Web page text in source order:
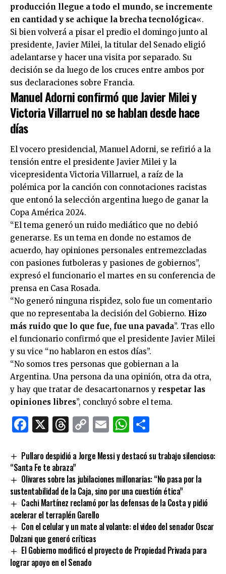
producción llegue a todo el mundo, se incremente
en cantidad y se achique la brecha tecnológica«.
Si bien volverá a pisar el predio el domingo junto al
presidente, Javier Milei, la titular del Senado eligió
adelantarse y hacer una visita por separado. Su
decisión se da luego de los cruces entre ambos por
sus declaraciones sobre Francia.
Manuel Adorni confirmó que Javier Milei y
Victoria Villarruel no se hablan desde hace
días
El vocero presidencial, Manuel Adorni, se refirió a la
tensión entre el presidente Javier Milei y la
vicepresidenta Victoria Villarruel, a raíz de la
polémica por la canción con connotaciones racistas
que entonó la selección argentina luego de ganar la
Copa América 2024.
“El tema generó un ruido mediático que no debió
generarse. Es un tema en donde no estamos de
acuerdo, hay opiniones personales entremezcladas
con pasiones futboleras y pasiones de gobiernos”,
expresó el funcionario el martes en su conferencia de
prensa en Casa Rosada.
“No generó ninguna rispidez, solo fue un comentario
que no representaba la decisión del Gobierno. Hizo
más ruido que lo que fue, fue una pavada”. Tras ello
el funcionario confirmó que el presidente Javier Milei
y su vice “no hablaron en estos días”.
“No somos tres personas que gobiernan a la
Argentina. Una persona da una opinión, otra da otra,
y hay que tratar de desacartonarnos y respetar las
opiniones libres”, concluyó sobre el tema.
Facebook
X Threads
CopyEmailWhatsApp
Pullaro despidió a Jorge Messi y destacó su trabajo silencioso:
“Santa Fe te abraza”
Olivares sobre las jubilaciones millonarias: “No pasa por la
sustentabilidad de la Caja, sino por una cuestión ética”
Cachi Martínez reclamó por las defensas de la Costa y pidió
acelerar el terraplén Garello
Con el celular y un mate al volante: el video del senador Oscar
Dolzani que generó críticas
El Gobierno modificó el proyecto de Propiedad Privada para
lograr apoyo en el Senado